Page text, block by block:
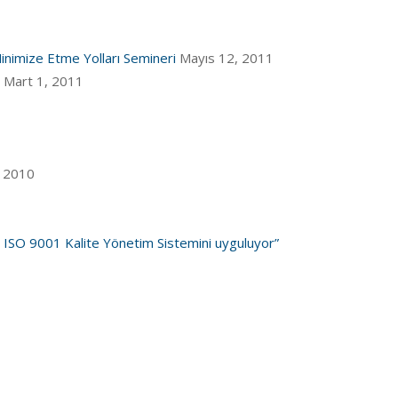
Etme Yolları Semineri Mayıs 12, 2011
Mart 1, 2011
2010
ISO 9001 Kalite Yönetim Sistemini uyguluyor”